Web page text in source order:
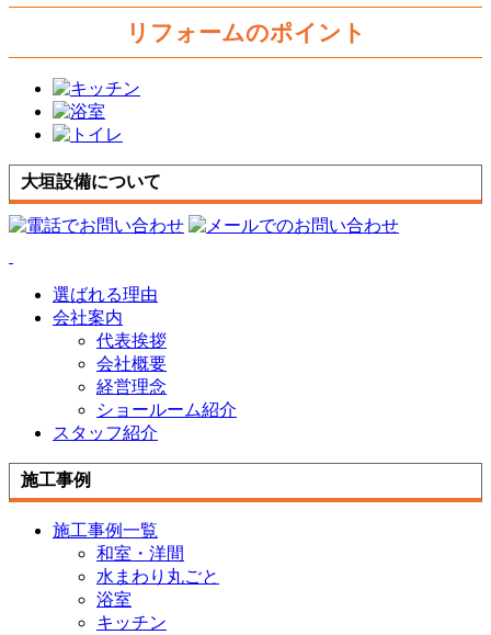
リフォームのポイント
大垣設備について
選ばれる理由
会社案内
代表挨拶
会社概要
経営理念
ショールーム紹介
スタッフ紹介
施工事例
施工事例一覧
和室・洋間
水まわり丸ごと
浴室
キッチン